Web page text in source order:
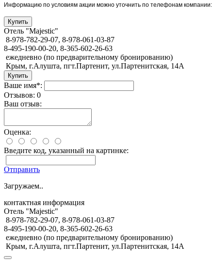
Информацию по условиям акции можно уточнить по телефонам
Отель "Majestic"
8-978-782-29-07, 8-978-061-03-87
8-495-190-00-20, 8-365-602-26-63
ежедневно (по предварительному бронированию)
Крым, г.Алушта, пгт.Партенит, ул.Партенитская, 14А
Ваше имя*:
Отзывов: 0
Ваш отзыв:
Оценка:
Введите код, указанный на картинке:
Отправить
Загружаем..
контактная информация
Отель "Majestic"
8-978-782-29-07, 8-978-061-03-87
8-495-190-00-20, 8-365-602-26-63
ежедневно (по предварительному бронированию)
Крым, г.Алушта, пгт.Партенит, ул.Партенитская, 14А